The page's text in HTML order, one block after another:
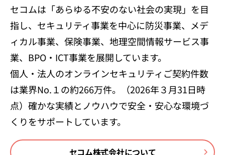
セコムは「あらゆる不安のない社会の実現」を目
指し、セキュリティ事業を中心に防災事業、メデ
ィカル事業、保険事業、地理空間情報サービス事
業、BPO・ICT事業を展開しています。
個人・法人のオンラインセキュリティご契約件数
は業界No.１の約266万件。（2026年３月31日時
点）確かな実績とノウハウで安全・安心な環境づ
くりをサポートしています。
セコム株式会社について